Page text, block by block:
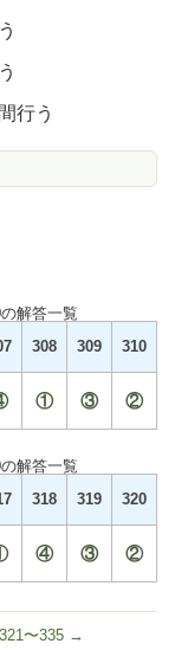
行う
解答一覧
308 309 310
① ③ ②
解答一覧
318 319 320
④ ③ ②
〜335 →